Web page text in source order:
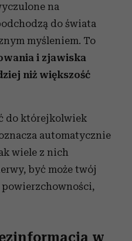
na
do świata
myśleniem. To
i zjawiska
niż większość
do którejkolwiek
automatycznie
wiele z nich
być może twój
w